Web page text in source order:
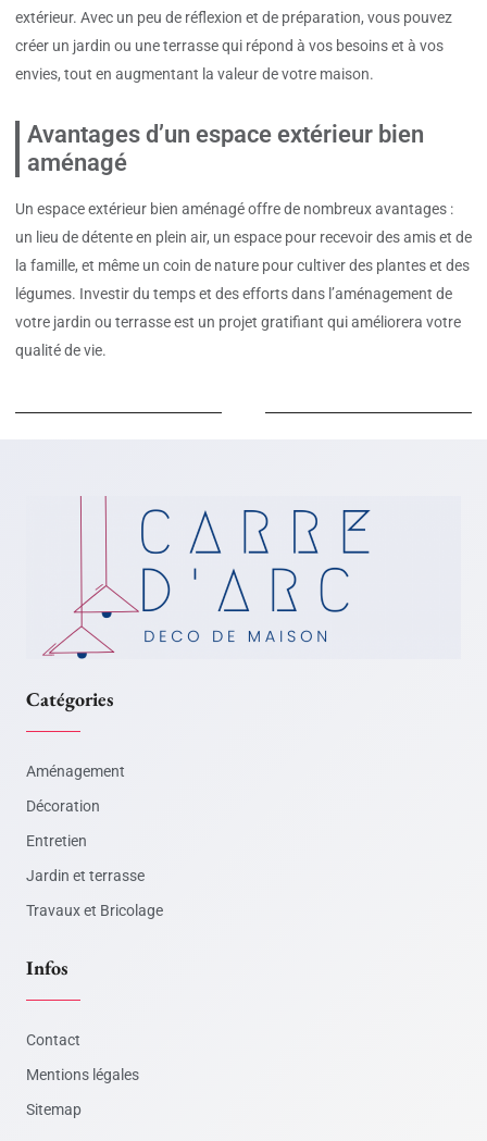
extérieur. Avec un peu de réflexion et de préparation, vous pouvez
créer un jardin ou une terrasse qui répond à vos besoins et à vos
envies, tout en augmentant la valeur de votre maison.
Avantages d’un espace extérieur bien
aménagé
Un espace extérieur bien aménagé offre de nombreux avantages :
un lieu de détente en plein air, un espace pour recevoir des amis et de
la famille, et même un coin de nature pour cultiver des plantes et des
légumes. Investir du temps et des efforts dans l’aménagement de
votre jardin ou terrasse est un projet gratifiant qui améliorera votre
qualité de vie.
Catégories
Aménagement
Décoration
Entretien
Jardin et terrasse
Travaux et Bricolage
Infos
Contact
Mentions légales
Sitemap